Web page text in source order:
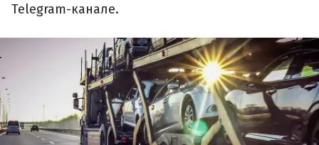
Telegram-канале.